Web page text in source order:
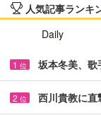
人気記事ランキ
Daily
1 位 坂本冬美、
2 位 西川貴教に